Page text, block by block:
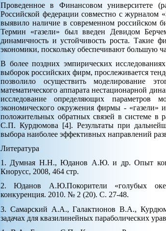
Проведенное в Финансовом университете
Российской федерации совместно с журналом
выявило наличие в современном российском
Термин «газели» был введен Девидом
динамичность и устойчивость роста. Такие
экономики, поскольку обеспечивают большую
В более поздних эмпирических
выборок российских фирм, прослеживается
позволило осуществить моделирование
математического аппарата нестационарной
исследование определяющих параметров
экономического окружения фирмы - «газели»
положительных обратных связей в системе в
С.П. Курдюмова [4]. Результаты при
выбора наиболее эффективных направлений
Литература
1. Думная Н.Н., Юданов А.Ю. и др. Опыт
Кнорусс, 2008, 464 стр.
2. Юданов А.Ю.Покорители «голубых
конкуренция. 2010. № 2 (20). С. 27-48.
3. Самарский А.А., Галактионов В.А.,
задачах для квазилинейных параболических